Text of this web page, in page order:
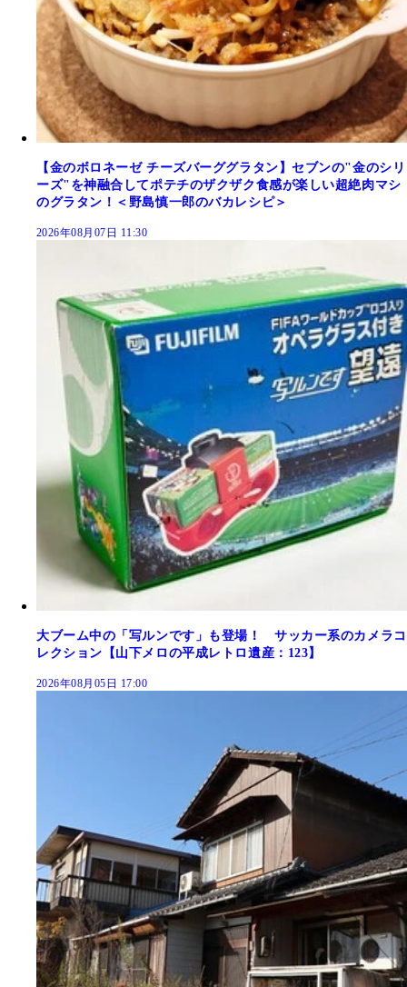
【金のボロネーゼ チーズバーググラタン】セブンの"金のシリ
ーズ"を神融合してポテチのザクザク食感が楽しい超絶肉マシ
のグラタン！＜野島慎一郎のバカレシピ＞
2026年08月07日 11:30
大ブーム中の「写ルンです」も登場！ サッカー系のカメラコ
レクション【山下メロの平成レトロ遺産：123】
2026年08月05日 17:00